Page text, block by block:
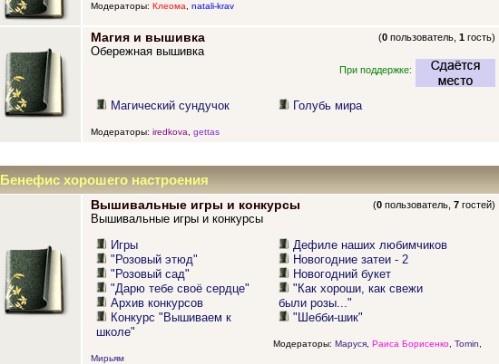
Модераторы: Клеома, natali-krav
Магия и вышивка (0 пользователь,1 гость)
Обережная вышивка
При поддержке:
Магический сундучок Голубь мира
Модераторы: iredkova gettas
Бенефис хорошего настроения
Вышивальные игры и конкурсы (0 пользователь,7 гостей)
Вышивальные игры и конкурсы
Игры
"Розовый этюд"
"Розовый сад"
"Дарю тебе своё сердце"
Архив конкурсов
Конкурс "Вышиваем к
школе"
Дефиле наших любимчиков
Новогодние затеи - 2
Новогодний букет
"Как хороши, как свежи
были розы..."
"Шебби-шик"
Модераторы: Маруся, Раиса Борисенко, Tomin
Мирьям